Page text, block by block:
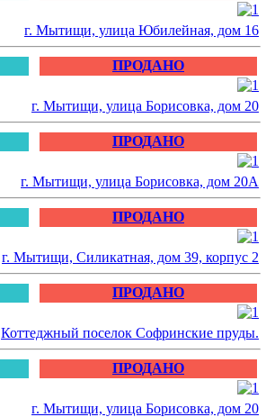
г. Мытищи, улица Юбилейная, дом 16
ПРОДАНО
г. Мытищи, улица Борисовка, дом 20
ПРОДАНО
г. Мытищи, улица Борисовка, дом 20А
ПРОДАНО
г. Мытищи, Силикатная, дом 39, корпус 2
ПРОДАНО
Коттеджный поселок Софринские пруды.
ПРОДАНО
г. Мытищи, улица Борисовка, дом 20